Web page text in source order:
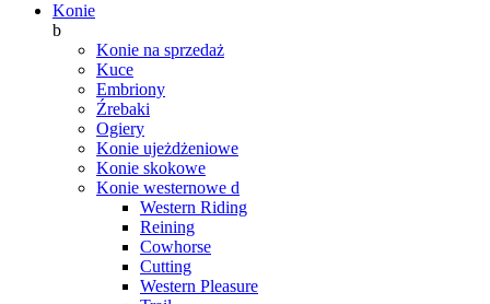
Konie
b
Konie na sprzedaż
Kuce
Embriony
Źrebaki
Ogiery
Konie ujeżdżeniowe
Konie skokowe
Konie westernowe d
Western Riding
Reining
Cowhorse
Cutting
Western Pleasure